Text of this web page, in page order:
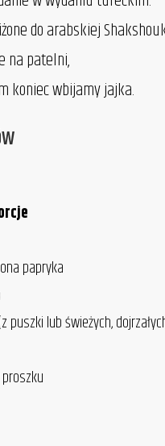
do arabskiej
na patelni,
koniec wbijamy jajka.
papryka
puszki lub świeżych,